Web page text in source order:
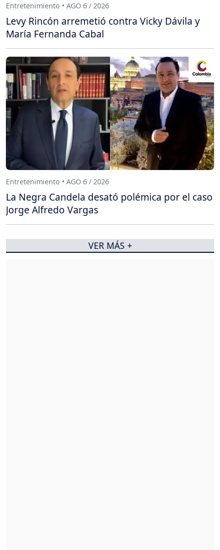
Entretenimiento • AGO 6 / 2026
Levy Rincón arremetió contra Vicky Dávila y
María Fernanda Cabal
Entretenimiento • AGO 6 / 2026
La Negra Candela desató polémica por el caso
Jorge Alfredo Vargas
VER MÁS +